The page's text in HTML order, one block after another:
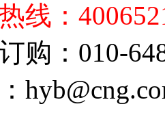
线：
购：010-